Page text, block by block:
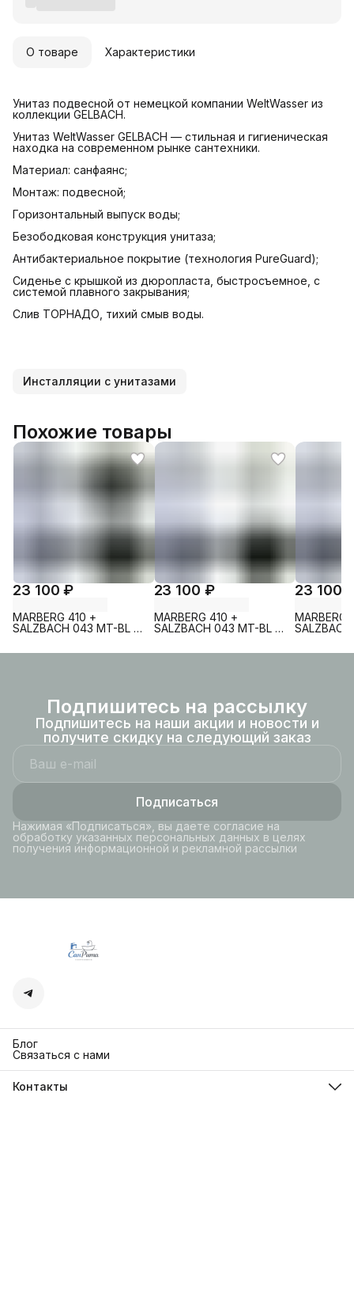
О товаре Характеристики
Унитаз подвесной от немецкой компании WeltWasser из
коллекции GELBACH.
Унитаз WeltWasser GELBACH — стильная и гигиеническая
находка на современном рынке сантехники.
Материал: санфаянс;
Монтаж: подвесной;
Горизонтальный выпуск воды;
Безободковая конструкция унитаза;
Антибактериальное покрытие (технология PureGuard);
Cиденье с крышкой из дюропласта, быстросъемное, с
системой плавного закрывания;
Слив ТОРНАДО, тихий смыв воды.
Инсталляции с унитазами
Похожие товары
23 100 ₽
MARBERG 410 +
SALZBACH 043 MT-BL +
23 100 ₽
MARBERG 410 +
SALZBACH 043 MT-BL +
23 100
MARBERG
Подпишитесь на рассылку
Подпишитесь на наши акции и новости и
получите скидку на следующий заказ
Подписаться
Нажимая «Подписаться», вы даете согласие на
обработку указанных персональных данных в целях
получения информационной и рекламной рассылки
Блог
Связаться с нами
Контакты